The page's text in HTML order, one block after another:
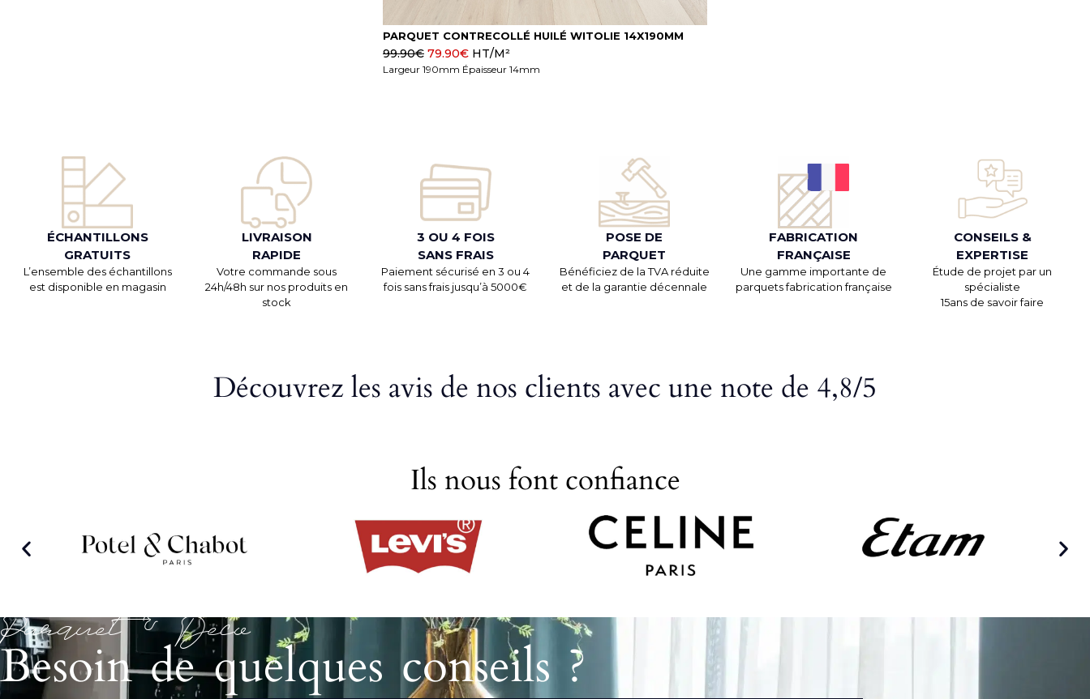
PARQUET CONTRECOLLÉ HUILÉ WITOLIE 14X190MM
99.90€ 79.90€ HT/M²
Largeur 190mm Épaisseur 14mm
ÉCHANTILLONS
GRATUITS
L’ensemble des échantillons
est disponible en magasin
LIVRAISON
RAPIDE
Votre commande sous
24h/48h sur nos produits en
stock
3 OU 4 FOIS
SANS FRAIS
Paiement sécurisé en 3 ou 4
fois sans frais jusqu’à 5000€
POSE DE
PARQUET
Bénéficiez de la TVA réduite
et de la garantie décennale
FABRICATION
FRANÇAISE
Une gamme importante de
parquets fabrication française
CONSEILS &
EXPERTISE
Étude de projet par un
spécialiste
15ans de savoir faire
Découvrez les avis de nos clients avec une note de 4,8/5
Ils nous font confiance
Parquet & Déco
Besoin de quelques conseils ?